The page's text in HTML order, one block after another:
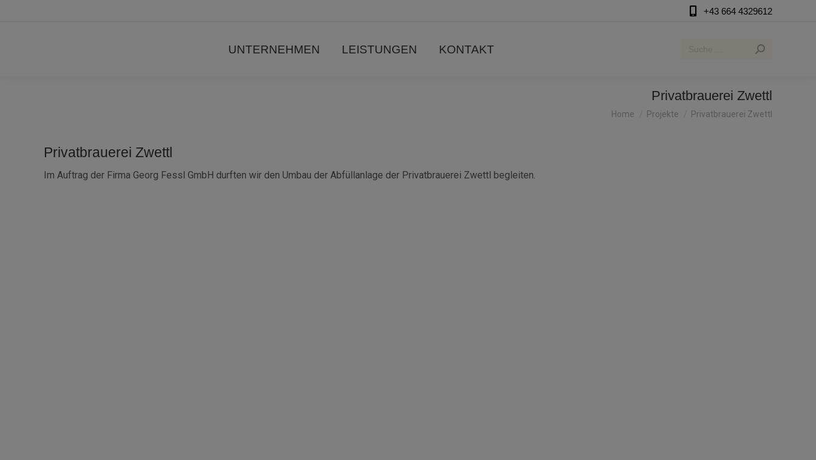
+43 664 4329612
UNTERNEHMEN LEISTUNGEN KONTAKT
Privatbrauerei Zwettl
You are here:
Home Projekte Privatbrauerei Zwettl
Privatbrauerei Zwettl
Im Auftrag der Firma Georg Fessl GmbH durften wir den Umbau der Abfüllanlage der Privatbrauerei Zwettl begleiten.